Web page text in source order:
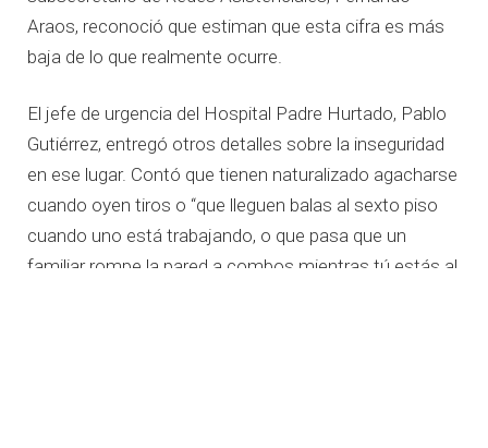
Araos, reconoció que estiman que esta cifra es más
baja de lo que realmente ocurre.
El jefe de urgencia del Hospital Padre Hurtado, Pablo
Gutiérrez, entregó otros detalles sobre la inseguridad
en ese lugar. Contó que tienen naturalizado agacharse
cuando oyen tiros o “que lleguen balas al sexto piso
cuando uno está trabajando, o que pasa que un
familiar rompe la pared a combos mientras tú estás al